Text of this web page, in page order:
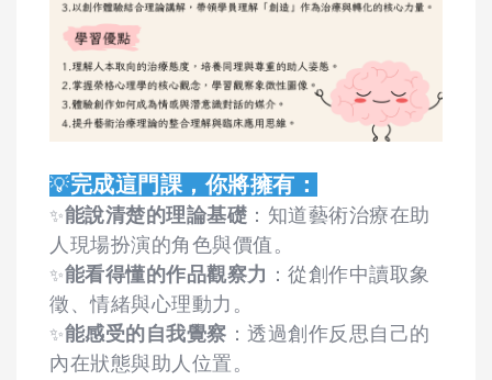
💡完成這門課，你將擁有：
✨能說清楚的理論基礎 ：知道藝術治療在助
人現場扮演的角色與價值。
✨能看得懂的作品觀察力 ：從創作中讀取象
徵、情緒與心理動力。
✨能感受的自我覺察 ：透過創作反思自己的
內在狀態與助人位置。